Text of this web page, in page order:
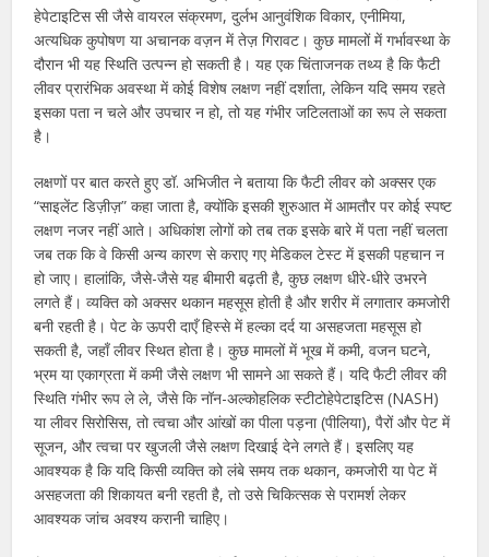
हेपेटाइटिस सी जैसे वायरल संक्रमण, दुर्लभ आनुवंशिक विकार, एनीमिया,
अत्यधिक कुपोषण या अचानक वज़न में तेज़ गिरावट। कुछ मामलों में गर्भावस्था के
दौरान भी यह स्थिति उत्पन्न हो सकती है। यह एक चिंताजनक तथ्य है कि फैटी
लीवर प्रारंभिक अवस्था में कोई विशेष लक्षण नहीं दर्शाता, लेकिन यदि समय रहते
इसका पता न चले और उपचार न हो, तो यह गंभीर जटिलताओं का रूप ले सकता
है।
लक्षणों पर बात करते हुए डॉ. अभिजीत ने बताया कि फैटी लीवर को अक्सर एक
“साइलेंट डिज़ीज़” कहा जाता है, क्योंकि इसकी शुरुआत में आमतौर पर कोई स्पष्ट
लक्षण नजर नहीं आते। अधिकांश लोगों को तब तक इसके बारे में पता नहीं चलता
जब तक कि वे किसी अन्य कारण से कराए गए मेडिकल टेस्ट में इसकी पहचान न
हो जाए। हालांकि, जैसे-जैसे यह बीमारी बढ़ती है, कुछ लक्षण धीरे-धीरे उभरने
लगते हैं। व्यक्ति को अक्सर थकान महसूस होती है और शरीर में लगातार कमजोरी
बनी रहती है। पेट के ऊपरी दाएँ हिस्से में हल्का दर्द या असहजता महसूस हो
सकती है, जहाँ लीवर स्थित होता है। कुछ मामलों में भूख में कमी, वजन घटने,
भ्रम या एकाग्रता में कमी जैसे लक्षण भी सामने आ सकते हैं। यदि फैटी लीवर की
स्थिति गंभीर रूप ले ले, जैसे कि नॉन-अल्कोहलिक स्टीटोहेपेटाइटिस (NASH)
या लीवर सिरोसिस, तो त्वचा और आंखों का पीला पड़ना (पीलिया), पैरों और पेट में
सूजन, और त्वचा पर खुजली जैसे लक्षण दिखाई देने लगते हैं। इसलिए यह
आवश्यक है कि यदि किसी व्यक्ति को लंबे समय तक थकान, कमजोरी या पेट में
असहजता की शिकायत बनी रहती है, तो उसे चिकित्सक से परामर्श लेकर
आवश्यक जांच अवश्य करानी चाहिए।